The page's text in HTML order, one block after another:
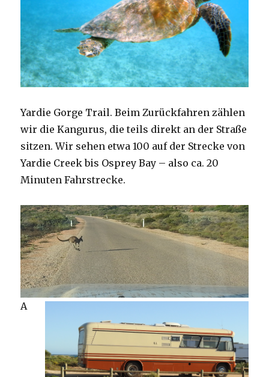
Yardie Gorge Trail. Beim Zurückfahren zählen
wir die Kangurus, die teils direkt an der Straße
sitzen. Wir sehen etwa 100 auf der Strecke von
Yardie Creek bis Osprey Bay – also ca. 20
Minuten Fahrstrecke.
A